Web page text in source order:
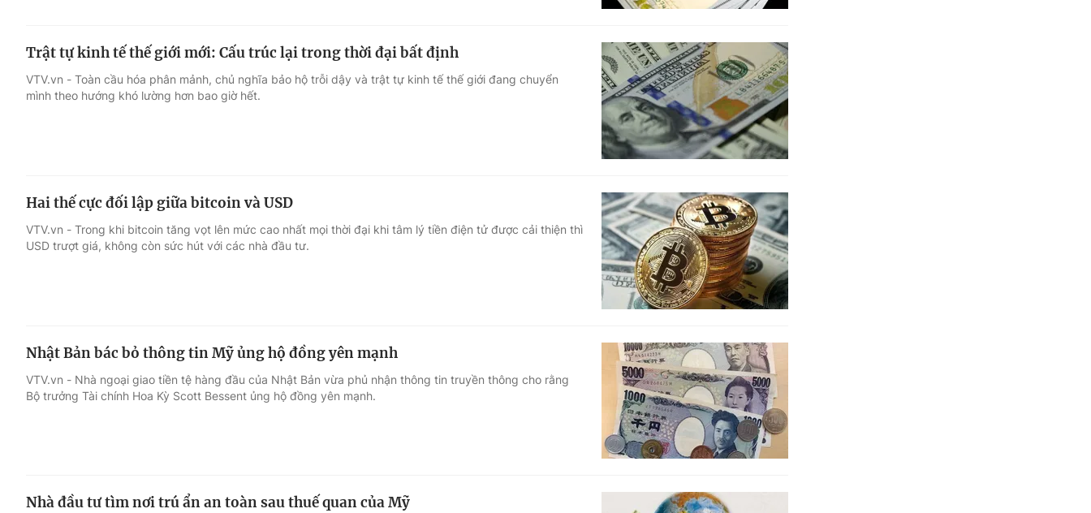
Trật tự kinh tế thế giới mới: Cấu trúc lại trong thời đại bất định
VTV.vn - Toàn cầu hóa phân mảnh, chủ nghĩa bảo hộ trỗi dậy và trật tự kinh tế thế giới đang chuyển
mình theo hướng khó lường hơn bao giờ hết.
Hai thế cực đối lập giữa bitcoin và USD
VTV.vn - Trong khi bitcoin tăng vọt lên mức cao nhất mọi thời đại khi tâm lý tiền điện tử được cải thiện thì
USD trượt giá, không còn sức hút với các nhà đầu tư.
Nhật Bản bác bỏ thông tin Mỹ ủng hộ đồng yên mạnh
VTV.vn - Nhà ngoại giao tiền tệ hàng đầu của Nhật Bản vừa phủ nhận thông tin truyền thông cho rằng
Bộ trưởng Tài chính Hoa Kỳ Scott Bessent ủng hộ đồng yên mạnh.
Nhà đầu tư tìm nơi trú ẩn an toàn sau thuế quan của Mỹ